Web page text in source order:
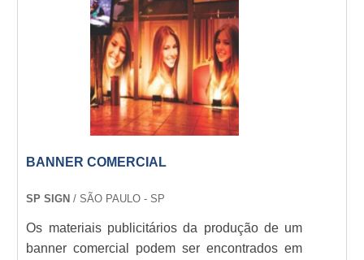
BANNER COMERCIAL
SP SIGN / SÃO PAULO - SP
Os materiais publicitários da produção de um
banner comercial podem ser encontrados em